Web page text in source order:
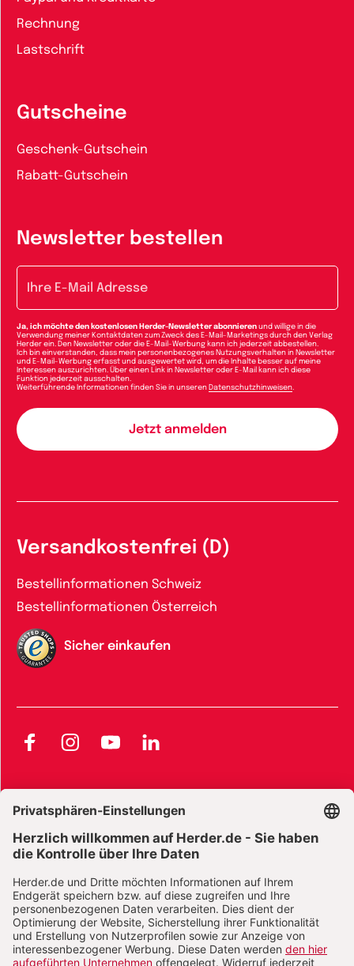
Rechnung
Lastschrift
Gutscheine
Geschenk-Gutschein
Rabatt-Gutschein
Newsletter bestellen
Ja, ich möchte den kostenlosen Herder-Newsletter abonnieren und willige in die
Verwendung meiner Kontaktdaten zum Zweck des E-Mail-Marketings durch den Verlag
Herder ein. Den Newsletter oder die E-Mail-Werbung kann ich jederzeit abbestellen.
Ich bin einverstanden, dass mein personenbezogenes Nutzungsverhalten in Newsletter
und E-Mail-Werbung erfasst und ausgewertet wird, um die Inhalte besser auf meine
Interessen auszurichten. Über einen Link in Newsletter oder E-Mail kann ich diese
Funktion jederzeit ausschalten.
Weiterführende Informationen finden Sie in unseren Datenschutzhinweisen.
Versandkostenfrei (D)
Bestellinformationen Schweiz
Bestellinformationen Österreich
Sicher einkaufen
FacebookInstagramYouTubeLinkedIn
Widerrufsbelehrung E-Books
Widerrufsbelehrung Zeitschriften Datenschutz
Datenschutz Social Media Barrierefreiheit
Vertrag widerrufen